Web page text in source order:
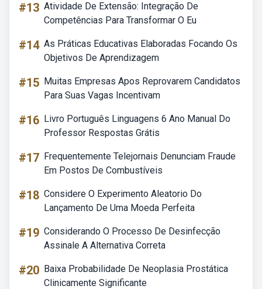
#13 Atividade De Extensão: Integração De
Competências Para Transformar O Eu
#14 As Práticas Educativas Elaboradas Focando Os
Objetivos De Aprendizagem
#15 Muitas Empresas Apos Reprovarem Candidatos
Para Suas Vagas Incentivam
#16 Livro Português Linguagens 6 Ano Manual Do
Professor Respostas Grátis
#17 Frequentemente Telejornais Denunciam Fraude
Em Postos De Combustíveis
#18 Considere O Experimento Aleatorio Do
Lançamento De Uma Moeda Perfeita
#19 Considerando O Processo De Desinfecção
Assinale A Alternativa Correta
#20 Baixa Probabilidade De Neoplasia Prostática
Clinicamente Significante